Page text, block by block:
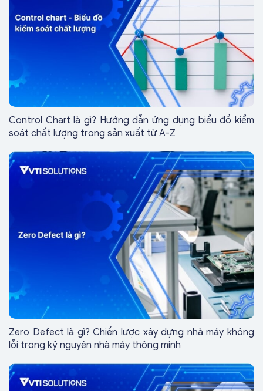
Control Chart là gì? Hướng dẫn ứng dụng biểu đồ kiểm
soát chất lượng trong sản xuất từ A-Z
Zero Defect là gì? Chiến lược xây dựng nhà máy không
lỗi trong kỷ nguyên nhà máy thông minh